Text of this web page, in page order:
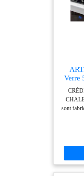
Ils
le
Verre
sont